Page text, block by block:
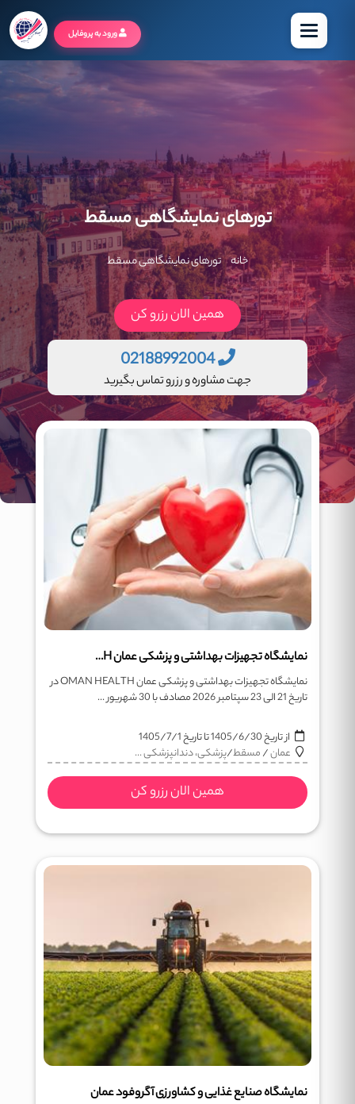
منو ورود به پروفایل
تورهای نمایشگاهی مسقط
خانه تورهای نمایشگاهی مسقط
همین الان رزرو کن
02188992004
جهت مشاوره و رزرو تماس بگیرید
نمایشگاه تجهیزات بهداشتی و پزشکی عمان OMAN HEALTH
نمایشگاه تجهیزات بهداشتی و پزشکی عمان OMAN HEALTH در
تاریخ 21 الی 23 سپتامبر 2026 مصادف با 30 شهریور ...
از تاریخ1405/6/30تا تاریخ1405/7/1
عمان/مسقط/پزشکی، دندانپزشکی ...
همین الان رزرو کن
نمایشگاه صنایع غذایی و کشاورزی آگروفود عمان